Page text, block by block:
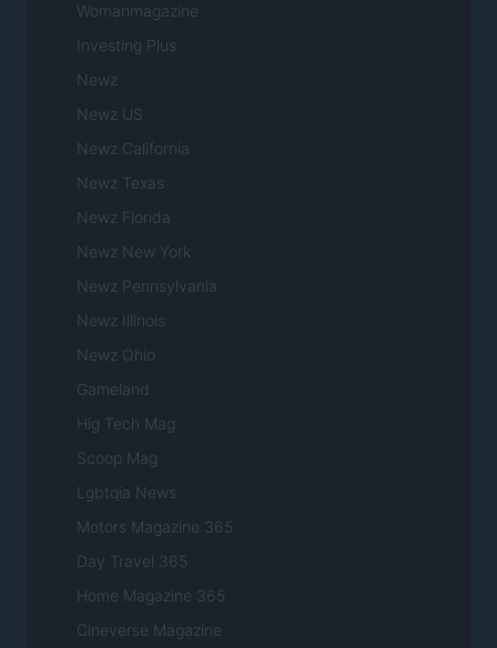
Womanmagazine
Investing Plus
Newz
Newz US
Newz California
Newz Texas
Newz Florida
Newz New York
Newz Pennsylvania
Newz Illinois
Newz Ohio
Gameland
Hig Tech Mag
Scoop Mag
Lgbtqia News
Motors Magazine 365
Day Travel 365
Home Magazine 365
Cineverse Magazine